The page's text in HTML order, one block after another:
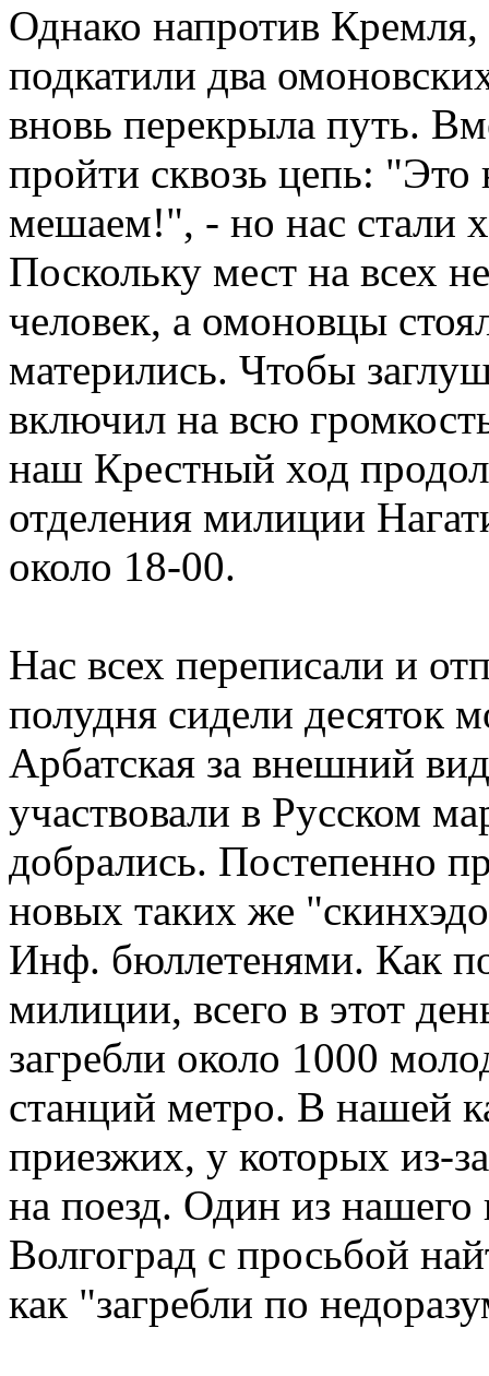
Однако напротив
подкатили два
вновь перекрыла путь.
пройти сквозь цепь:
мешаем!", - но нас стали
Поскольку мест на всех
человек, а омоновцы
матерились. Чтобы
включил на всю
наш Крестный ход
отделения милиции
около 18-00.
Нас всех переписали и
полудня сидели десяток
Арбатская за внешний
участвовали в Русском
добрались. Постепенно
новых таких же
Инф. бюллетенями. Как
милиции, всего в этот
загребли около 1000
станций метро. В нашей
приезжих, у которых из-
на поезд. Один из нашего
Волгоград с просьбой
как "загребли по